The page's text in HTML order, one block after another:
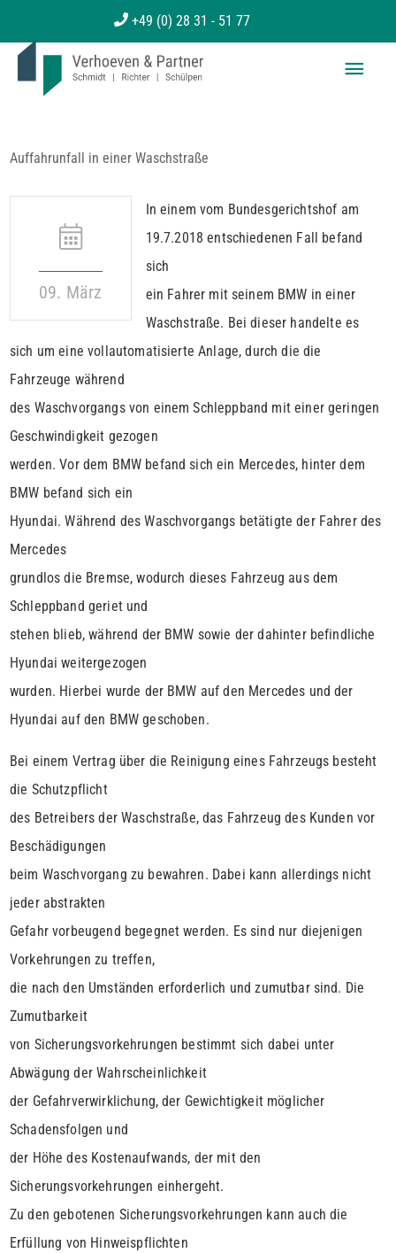
Inhalt
+49 (0) 28 31 - 51 77
Auffahrunfall in einer Waschstraße
09. März
In einem vom Bundesgerichtshof am
19.7.2018 entschiedenen Fall befand
sich
ein Fahrer mit seinem BMW in einer
Waschstraße. Bei dieser handelte es
sich um eine vollautomatisierte Anlage, durch die die
Fahrzeuge während
des Waschvorgangs von einem Schleppband mit einer geringen
Geschwindigkeit gezogen
werden. Vor dem BMW befand sich ein Mercedes, hinter dem
BMW befand sich ein
Hyundai. Während des Waschvorgangs betätigte der Fahrer des
Mercedes
grundlos die Bremse, wodurch dieses Fahrzeug aus dem
Schleppband geriet und
stehen blieb, während der BMW sowie der dahinter befindliche
Hyundai weitergezogen
wurden. Hierbei wurde der BMW auf den Mercedes und der
Hyundai auf den BMW geschoben.
Bei einem Vertrag über die Reinigung eines Fahrzeugs besteht
die Schutzpflicht
des Betreibers der Waschstraße, das Fahrzeug des Kunden vor
Beschädigungen
beim Waschvorgang zu bewahren. Dabei kann allerdings nicht
jeder abstrakten
Gefahr vorbeugend begegnet werden. Es sind nur diejenigen
Vorkehrungen zu treffen,
die nach den Umständen erforderlich und zumutbar sind. Die
Zumutbarkeit
von Sicherungsvorkehrungen bestimmt sich dabei unter
Abwägung der Wahrscheinlichkeit
der Gefahrverwirklichung, der Gewichtigkeit möglicher
Schadensfolgen und
der Höhe des Kostenaufwands, der mit den
Sicherungsvorkehrungen einhergeht.
Zu den gebotenen Sicherungsvorkehrungen kann auch die
Erfüllung von Hinweispflichten